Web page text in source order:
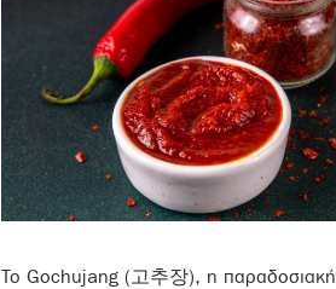
Το Gochujang (고추장), η παραδοσιακή